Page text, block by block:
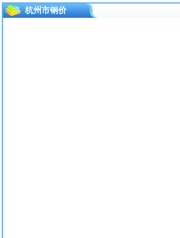
杭州市钢价